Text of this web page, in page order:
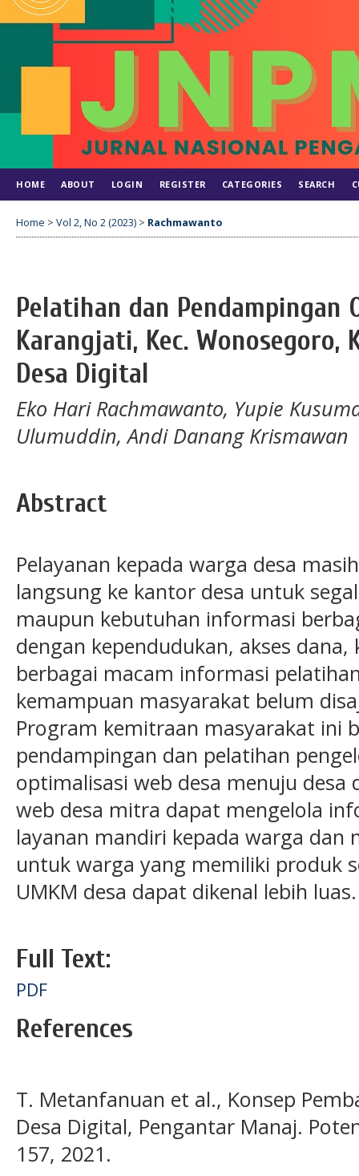
HOME ABOUT LOGIN REGISTER CATEGORIES SEARCH
Home > Vol 2, No 2 (2023) > Rachmawanto
Pelatihan dan Pendampingan
Karangjati, Kec. Wonosegoro,
Desa Digital
Eko Hari Rachmawanto, Yupie
Ulumuddin, Andi Danang Krismawan
Abstract
Pelayanan kepada warga desa
langsung ke kantor desa untuk
maupun kebutuhan informasi
dengan kependudukan, akses
berbagai macam informasi
kemampuan masyarakat belum
Program kemitraan masyarakat ini
pendampingan dan pelatihan
optimalisasi web desa menuju
web desa mitra dapat mengelola
layanan mandiri kepada warga dan
untuk warga yang memiliki produk
UMKM desa dapat dikenal lebih luas.
Full Text:
PDF
References
T. Metanfanuan et al., Konsep
Desa Digital, Pengantar Manaj.
157, 2021.